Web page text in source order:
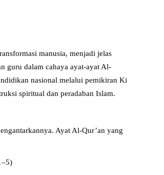
manusia, menjadi jelas
guru dalam cahaya ayat-ayat Al-
nasional melalui pemikiran Ki
spiritual dan peradaban Islam.
Ayat Al-Qur’an yang